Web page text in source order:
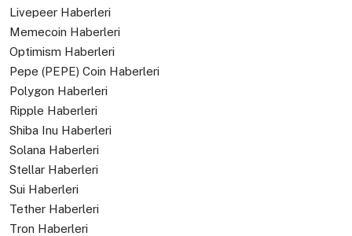
Livepeer Haberleri
Memecoin Haberleri
Optimism Haberleri
Pepe (PEPE) Coin Haberleri
Polygon Haberleri
Ripple Haberleri
Shiba Inu Haberleri
Solana Haberleri
Stellar Haberleri
Sui Haberleri
Tether Haberleri
Tron Haberleri